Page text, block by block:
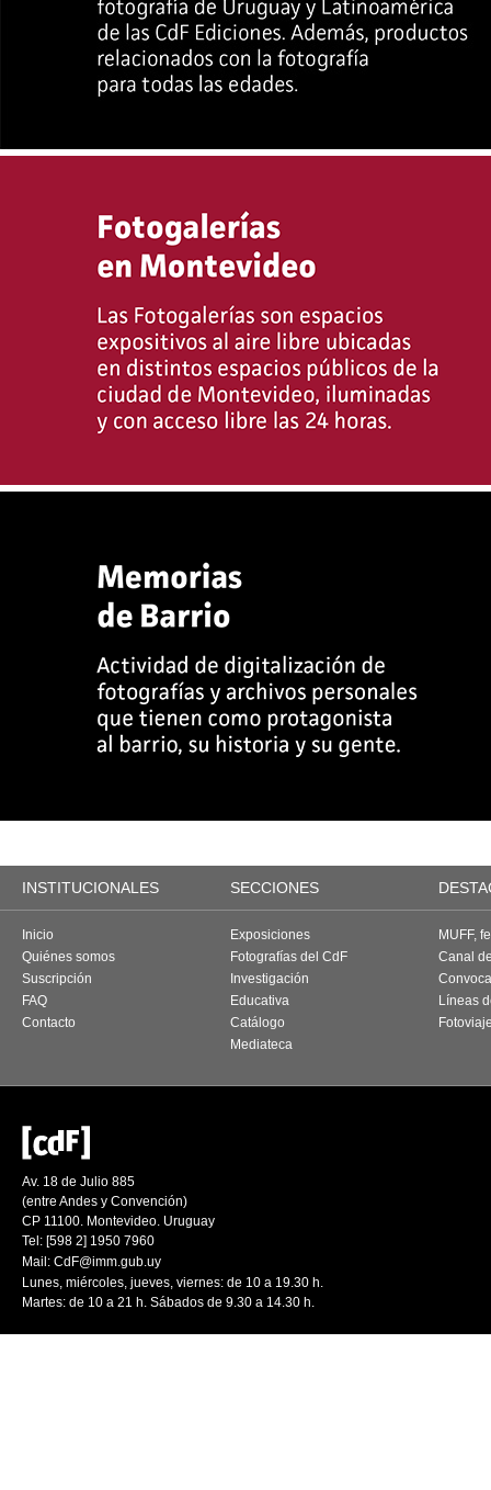
INSTITUCIONALES SECCIONES
Inicio
Quiénes somos
Suscripción
FAQ
Contacto
Exposiciones
Fotografías del CdF
Investigación
Educativa
Catálogo
Mediateca
MUFF,
Canal
Líneas
Av. 18 de Julio 885
(entre Andes y Convención)
CP 11100. Montevideo. Uruguay
Tel: [598 2] 1950 7960
Mail: CdF@imm.gub.uy
Lunes, miércoles, jueves, viernes: de 10 a 19.30 h.
Martes: de 10 a 21 h. Sábados de 9.30 a 14.30 h.